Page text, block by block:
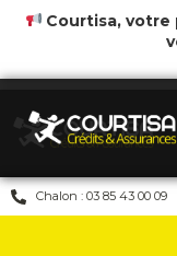
Courtisa,
Chalon : 03 85 43 00 09